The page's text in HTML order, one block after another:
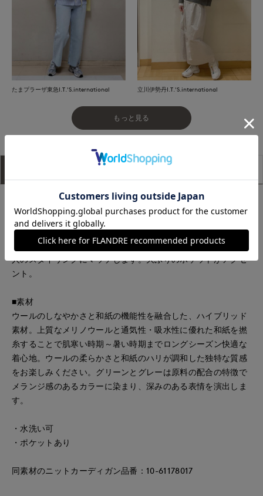
たまプラーザ東急I.T.'S.international 立川伊勢丹I.T.'S.international
もっと見る
リラクシーなサイジングでさらっと着るだけでこなれ感を演出
するニットプルオーバー。くるんとカールしてラフに仕上げた
ポケット口と裾・袖口は抜け感があり程よいカジュアルさが大
人のスタイリングにマッチします。大ぶりのポケットがアクセ
ント。
■素材
ウールのしなやかさと和紙の機能性を融合した、ハイブリッド
素材。上質なメリノウールと通気性・吸水性に優れた和紙を撚
糸することで肌寒い時期～暑い時期までロングシーズン快適な
着心地。ウールの柔らかさと和紙のハリが調和した独特な質感
をお楽しみください。グリーンとグレーは原料の配合の特徴で
メランジ感のあるカラーに染まり、深みのある表情を演出しま
す。
・水洗い可
・ポケットあり
同素材のニットカーディガン品番：10-61178017